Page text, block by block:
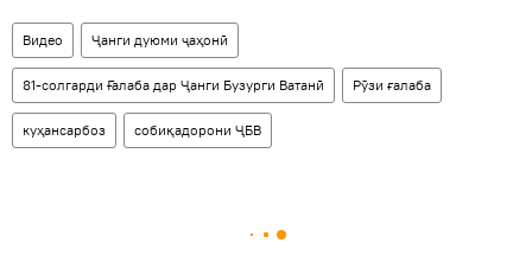
Видео Ҷанги дуюми ҷаҳонӣ
81-солгарди Ғалаба дар Ҷанги Бузурги Ватанӣ Рӯзи ғалаба
куҳансарбоз собиқадорони ҶБВ